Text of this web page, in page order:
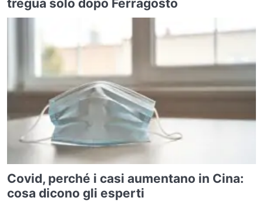
tregua solo dopo Ferragosto
Covid, perché i casi aumentano in Cina:
cosa dicono gli esperti